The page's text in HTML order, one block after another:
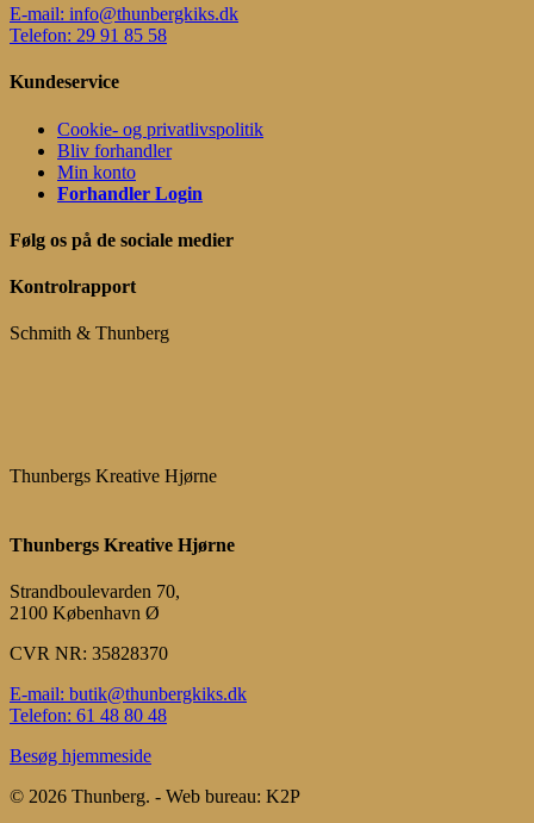
E-mail: info@thunbergkiks.dk
Telefon: 29 91 85 58
Kundeservice
Cookie- og privatlivspolitik
Bliv forhandler
Min konto
Forhandler Login
Følg os på de sociale medier
Kontrolrapport
Schmith & Thunberg
Thunbergs Kreative Hjørne
Thunbergs Kreative Hjørne
Strandboulevarden 70,
2100 København Ø
CVR NR: 35828370
E-mail: butik@thunbergkiks.dk
Telefon: 61 48 80 48
Besøg hjemmeside
© 2026 Thunberg. - Web bureau: K2P